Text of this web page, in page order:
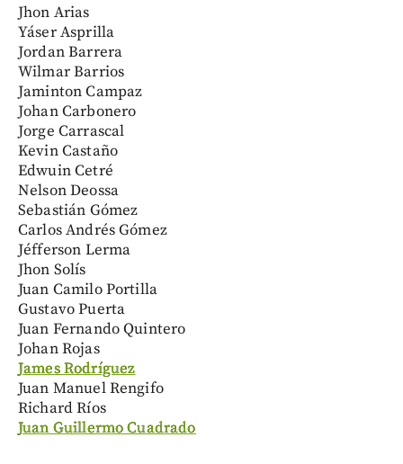
Jhon Arias
Yáser Asprilla
Jordan Barrera
Wilmar Barrios
Jaminton Campaz
Johan Carbonero
Jorge Carrascal
Kevin Castaño
Edwuin Cetré
Nelson Deossa
Sebastián Gómez
Carlos Andrés Gómez
Jéfferson Lerma
Jhon Solís
Juan Camilo Portilla
Gustavo Puerta
Juan Fernando Quintero
Johan Rojas
James Rodríguez
Juan Manuel Rengifo
Richard Ríos
Juan Guillermo Cuadrado